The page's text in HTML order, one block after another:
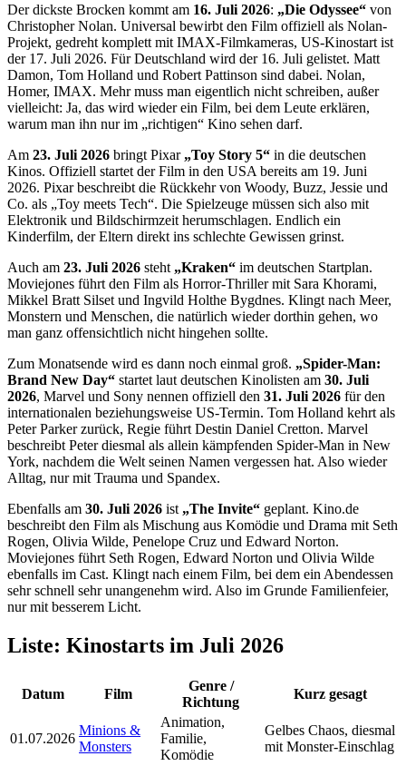
Der dickste Brocken kommt am 16. Juli 2026: „Die Odyssee“ von
Christopher Nolan. Universal bewirbt den Film offiziell als Nolan-
Projekt, gedreht komplett mit IMAX-Filmkameras, US-Kinostart ist
der 17. Juli 2026. Für Deutschland wird der 16. Juli gelistet. Matt
Damon, Tom Holland und Robert Pattinson sind dabei. Nolan,
Homer, IMAX. Mehr muss man eigentlich nicht schreiben, außer
vielleicht: Ja, das wird wieder ein Film, bei dem Leute erklären,
warum man ihn nur im „richtigen“ Kino sehen darf.
Am 23. Juli 2026 bringt Pixar „Toy Story 5“ in die deutschen
Kinos. Offiziell startet der Film in den USA bereits am 19. Juni
2026. Pixar beschreibt die Rückkehr von Woody, Buzz, Jessie und
Co. als „Toy meets Tech“. Die Spielzeuge müssen sich also mit
Elektronik und Bildschirmzeit herumschlagen. Endlich ein
Kinderfilm, der Eltern direkt ins schlechte Gewissen grinst.
Auch am 23. Juli 2026 steht „Kraken“ im deutschen Startplan.
Moviejones führt den Film als Horror-Thriller mit Sara Khorami,
Mikkel Bratt Silset und Ingvild Holthe Bygdnes. Klingt nach Meer,
Monstern und Menschen, die natürlich wieder dorthin gehen, wo
man ganz offensichtlich nicht hingehen sollte.
Zum Monatsende wird es dann noch einmal groß. „Spider-Man:
Brand New Day“ startet laut deutschen Kinolisten am 30. Juli
2026, Marvel und Sony nennen offiziell den 31. Juli 2026 für den
internationalen beziehungsweise US-Termin. Tom Holland kehrt als
Peter Parker zurück, Regie führt Destin Daniel Cretton. Marvel
beschreibt Peter diesmal als allein kämpfenden Spider-Man in New
York, nachdem die Welt seinen Namen vergessen hat. Also wieder
Alltag, nur mit Trauma und Spandex.
Ebenfalls am 30. Juli 2026 ist „The Invite“ geplant. Kino.de
beschreibt den Film als Mischung aus Komödie und Drama mit Seth
Rogen, Olivia Wilde, Penelope Cruz und Edward Norton.
Moviejones führt Seth Rogen, Edward Norton und Olivia Wilde
ebenfalls im Cast. Klingt nach einem Film, bei dem ein Abendessen
sehr schnell sehr unangenehm wird. Also im Grunde Familienfeier,
nur mit besserem Licht.
Liste: Kinostarts im Juli 2026
Datum Film
Genre /
Richtung
Kurz gesagt
01.07.2026
Minions &
Monsters
Animation,
Familie,
Komödie
Gelbes Chaos, diesmal
mit Monster-Einschlag